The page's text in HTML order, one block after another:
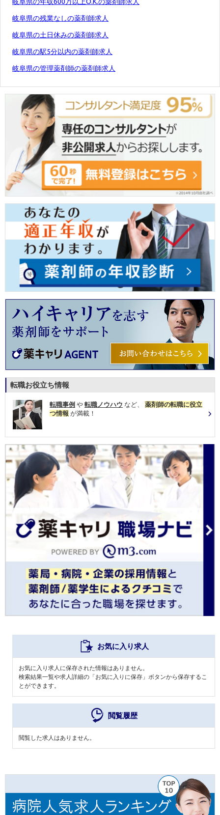
岐阜県の残業なしの薬剤師求人
岐阜県の土日休みの薬剤師求人
岐阜県の駅5分以内の薬剤師求人
岐阜県の管理薬剤師の薬剤師求人
転職お役立ち情報
転職事例 や 転職ノウハウ など、 薬剤師の転職に役立
つ情報 が満載！
お気に入り求人
お気に入り求人に保存された情報はありません。
検索結果一覧や求人詳細の「お気に入りに保存」ボタンから保存するこ
とができます。
閲覧履歴
閲覧した求人はありません。